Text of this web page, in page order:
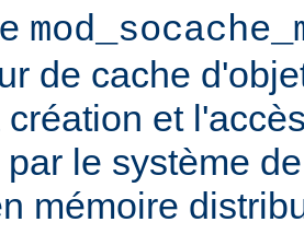
de cache
création et
le système
mémoire